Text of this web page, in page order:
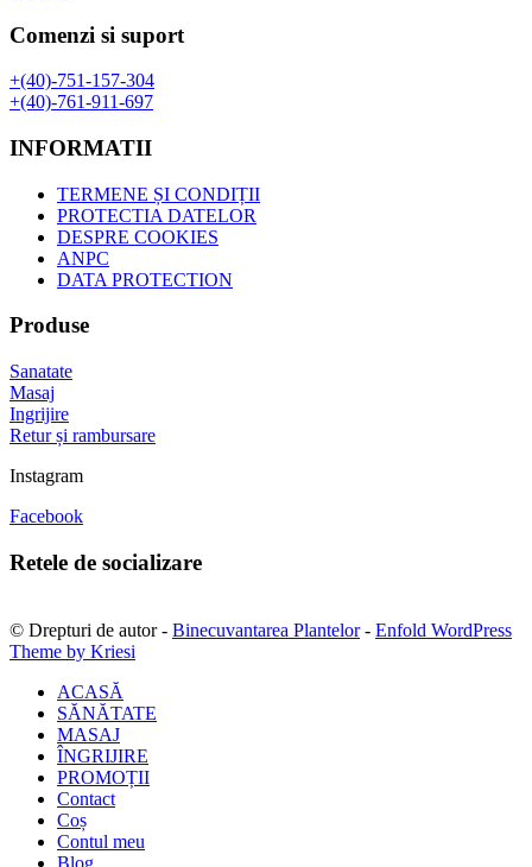
Comenzi si suport
+(40)-751-157-304
+(40)-761-911-697
INFORMATII
TERMENE ȘI CONDIȚII
PROTECTIA DATELOR
DESPRE COOKIES
ANPC
DATA PROTECTION
Produse
Sanatate
Masaj
Ingrijire
Retur și rambursare
Instagram
Facebook
Retele de socializare
© Drepturi de autor - Binecuvantarea Plantelor- Enfold WordPress
Theme by Kriesi
ACASĂ
SĂNĂTATE
MASAJ
ÎNGRIJIRE
PROMOȚII
Contact
Coș
Contul meu
Blog